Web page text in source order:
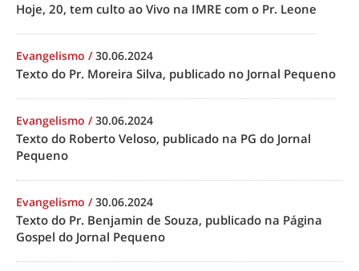
Hoje, 20, tem culto ao Vivo na IMRE com o Pr. Leone
Evangelismo /30.06.2024
Texto do Pr. Moreira Silva, publicado no Jornal Pequeno
Evangelismo /30.06.2024
Texto do Roberto Veloso, publicado na PG do Jornal
Pequeno
Evangelismo /30.06.2024
Texto do Pr. Benjamin de Souza, publicado na Página
Gospel do Jornal Pequeno